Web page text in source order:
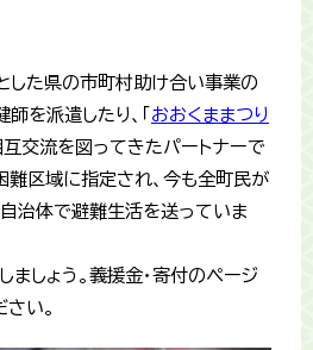
した県の市町村助け合い事業の
を派遣したり、「 おおくままつり
互交流を図ってきたパートナーで
難区域に指定され、今も全町民が
治体で避難生活を送っていま
しょう。義援金・寄付のページ
い。